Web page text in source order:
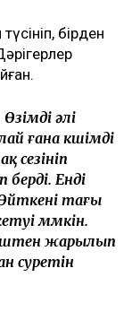
бірден
әлі
ғана күшімді
сезініп
Енді
тағы
мүмкін.
жарылып
суретін